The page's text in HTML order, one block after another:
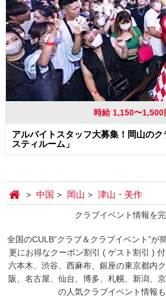
時給 1,150〜1,500
アルバイトスタッフ大募集！岡山の
スティルーム」
中国 岡山 津山・美作
クラブイベント情報を
全国のCULB“クラブ＆クラブイベント”が
更にお得なクーポン割引 ( ゲスト割引 )
六本木、渋谷、西麻布、銀座の東京都内
阪、名古屋、仙台、博多、札幌、新潟、
の人気クラブイベント情報も